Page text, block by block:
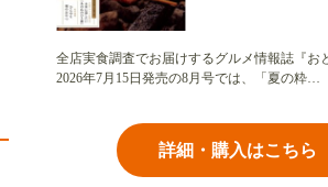
全店実食調査でお届けするグルメ情報誌『お
2026年7月15日発売の8月号では、「夏の粋…
詳細・購入はこちら